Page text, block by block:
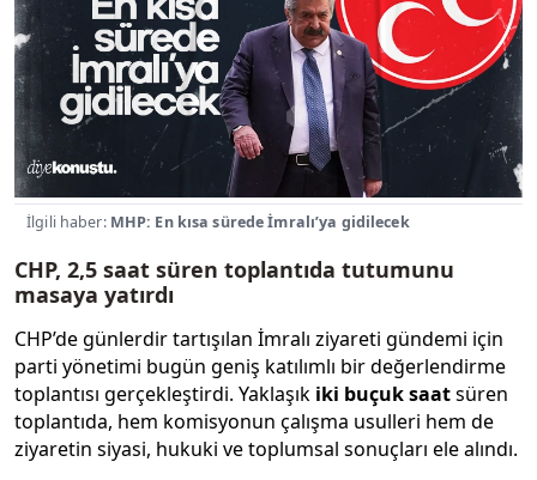
İlgili haber: MHP: En kısa sürede İmralı’ya gidilecek
CHP, 2,5 saat süren toplantıda tutumunu
masaya yatırdı
CHP’de günlerdir tartışılan İmralı ziyareti gündemi için
parti yönetimi bugün geniş katılımlı bir değerlendirme
toplantısı gerçekleştirdi. Yaklaşık iki buçuk saatsüren
toplantıda, hem komisyonun çalışma usulleri hem de
ziyaretin siyasi, hukuki ve toplumsal sonuçları ele alındı.